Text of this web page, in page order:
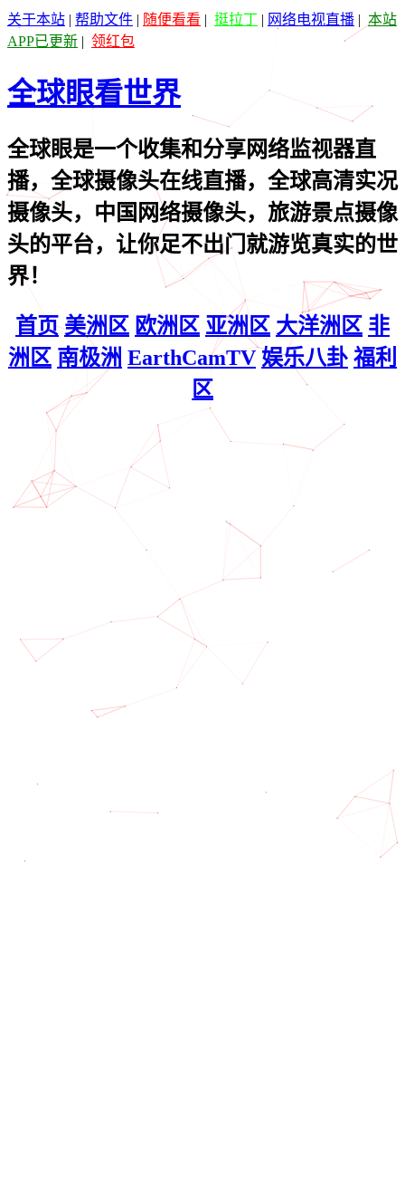
关于本站 | 帮助文件 | 随便看看 | 挺拉丁 | 网络电视直播 | 本站
APP已更新 | 领红包
全球眼看世界
全球眼是一个收集和分享网络监视器直
播，全球摄像头在线直播，全球高清实况
摄像头，中国网络摄像头，旅游景点摄像
头的平台，让你足不出门就游览真实的世
界！
首页 美洲区 欧洲区 亚洲区 大洋洲区 非
洲区 南极洲 EarthCamTV 娱乐八卦 福利
区